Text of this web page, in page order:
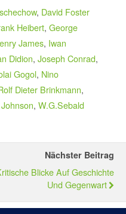
, David Foster
Heibert, George
James, Iwan
Didion, Joseph Conrad,
Gogol, Nino
Dieter Brinkmann,
, W.G.Sebald
Nächster Beitrag
Blicke Auf Geschichte
Und Gegenwart